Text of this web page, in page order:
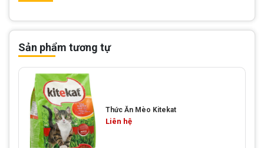
Sản phẩm tương tự
Thức Ăn Mèo Kitekat
Liên hệ